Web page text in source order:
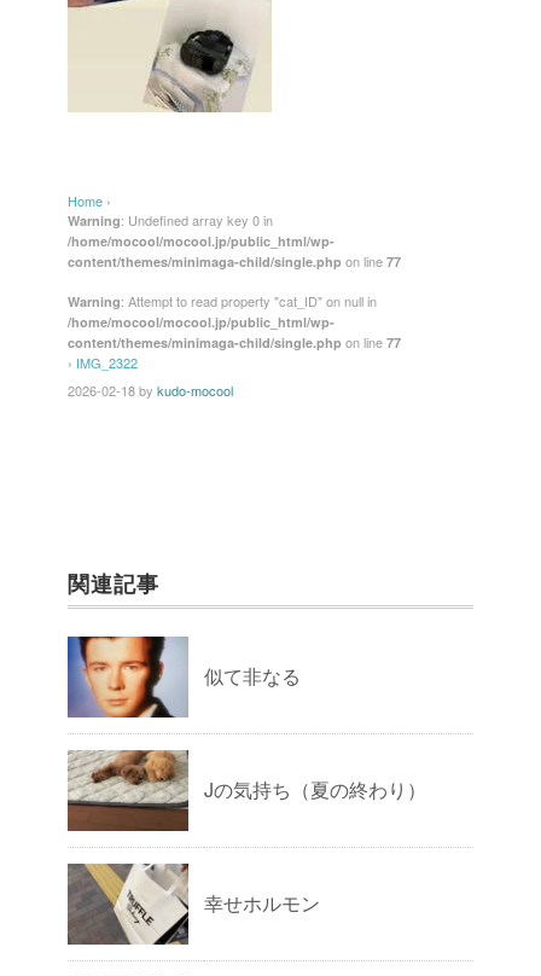
Home ›
Warning: Undefined array key 0 in
/home/mocool/mocool.jp/public_html/wp-
content/themes/minimaga-child/single.php on line 77
Warning: Attempt to read property "cat_ID" on null in
/home/mocool/mocool.jp/public_html/wp-
content/themes/minimaga-child/single.php on line 77
› IMG_2322
2026-02-18by kudo-mocool
関連記事
似て非なる
Jの気持ち（夏の終わり）
幸せホルモン